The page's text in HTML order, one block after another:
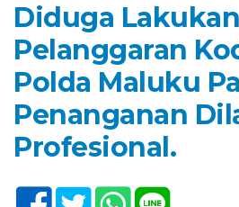
Diduga Lakukan
Pelanggaran
Polda Maluku
Penanganan
Profesional.